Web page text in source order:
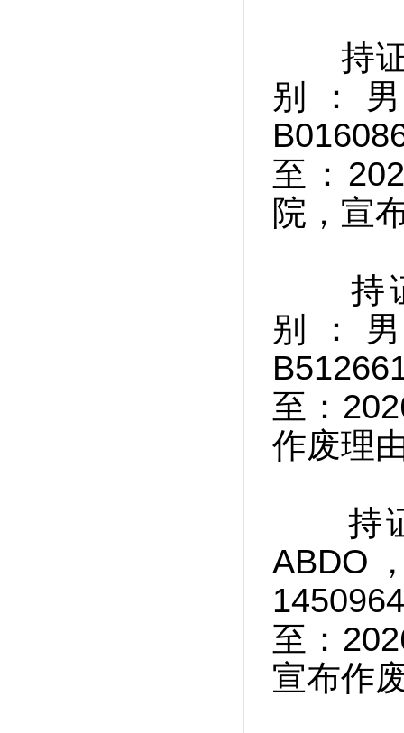
持证
别：
至：
院，宣
持证
别：
至：
作废理
持证
ABDO
至：
宣布作